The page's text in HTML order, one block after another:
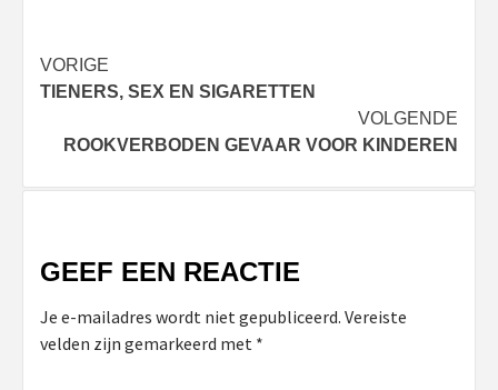
Bericht
navigatie
VORIGE
TIENERS, SEX EN SIGARETTEN
VOLGENDE
ROOKVERBODEN GEVAAR VOOR KINDEREN
GEEF EEN REACTIE
Je e-mailadres wordt niet gepubliceerd. Vereiste
velden zijn gemarkeerd met *